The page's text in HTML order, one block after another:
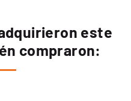
este
compraron: